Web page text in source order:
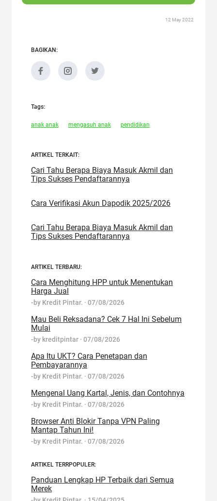
12 May 2022
BAGIKAN:
Tags:
anak anak mengasuh anak pendidikan
ARTIKEL TERKAIT:
Cari Tahu Berapa Biaya Masuk Akmil dan
Tips Sukses Pendaftarannya
Cara Verifikasi Akun Dapodik 2025/2026
Cari Tahu Berapa Biaya Masuk Akmil dan
Tips Sukses Pendaftarannya
ARTIKEL TERBARU:
Cara Menghitung HPP untuk Menentukan
Harga Jual
-by Kredit Pintar. · 07/08/2026
Mau Beli Reksadana? Cek 7 Hal Ini Sebelum
Mulai
-by kreditpintar · 07/08/2026
Apa Itu UKT? Cara Penetapan dan
Pembayarannya
-by Kredit Pintar. · 07/08/2026
Mengenal Uang Kartal, Jenis, dan Contohnya
-by Kredit Pintar. · 07/08/2026
Browser Anti Blokir Tanpa VPN Paling
Mantap Tahun Ini!
-by Kredit Pintar. · 07/08/2026
ARTIKEL TERRPOPULER:
Panduan Lengkap HP Terbaik dari Semua
Merek